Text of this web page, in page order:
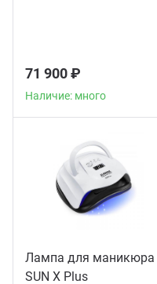
71 900 ₽
Наличие: много
Лампа для маникюра
SUN X Plus